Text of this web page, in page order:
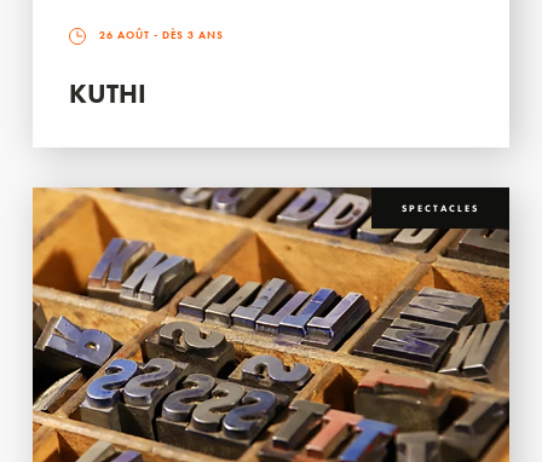
26 AOÛT - DÈS 3 ANS
KUTHI
SPECTACLES